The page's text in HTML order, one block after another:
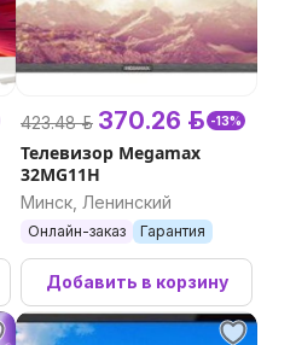
423.48 р. 370.26 р. -13%
Телевизор Megamax
32MG11H
Минск, Ленинский
Онлайн-заказ Гарантия
Добавить в корзину